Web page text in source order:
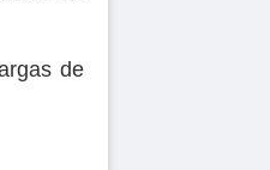
de